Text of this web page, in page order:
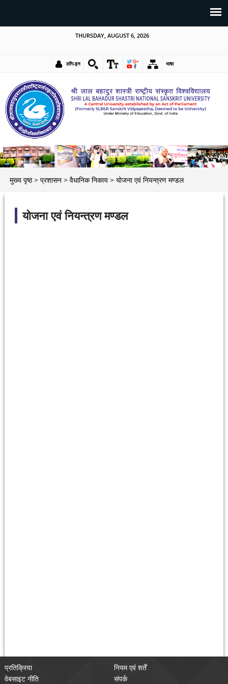
THURSDAY, AUGUST 6, 2026
लॉग-इन भाषा
मुख्य पृष्ठ > प्रशासन > वैधानिक निकाय > योजना एवं नियन्त्रण मण्डल
योजना एवं नियन्त्रण मण्डल
प्रतिक्रिया
नियम एवं शर्तें
वेबसाइट नीति
संपर्क